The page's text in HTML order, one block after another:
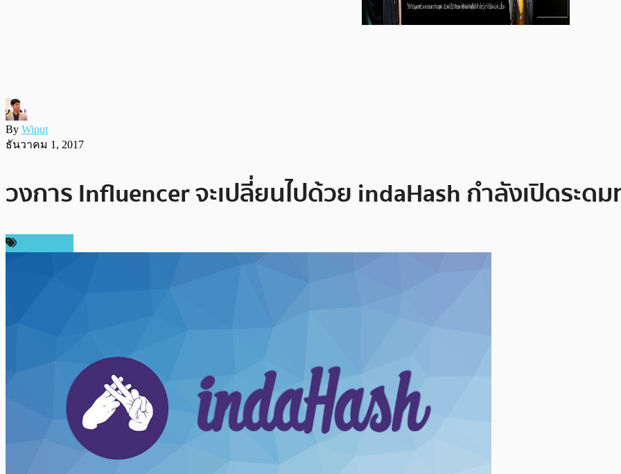
By Wiput
ธันวาคม 1, 2017
วงการ Influencer จะเปลี่ยนไปด้วย indaHash กำลังเปิดระดม